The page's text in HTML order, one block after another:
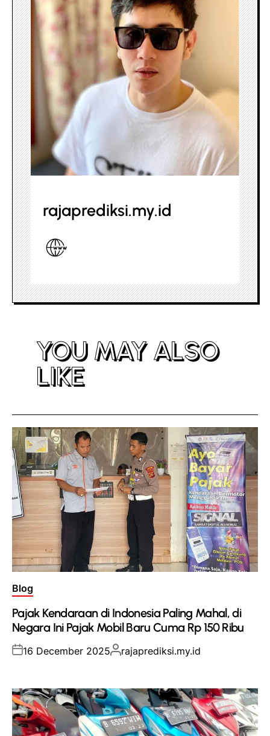
rajaprediksi.my.id
YOU MAY ALSO
LIKE
Posted
Blog
Pajak Kendaraan di Indonesia Paling Mahal, di
Negara Ini Pajak Mobil Baru Cuma Rp 150 Ribu
Posted
16 December 2025Posted
rajaprediksi.my.id